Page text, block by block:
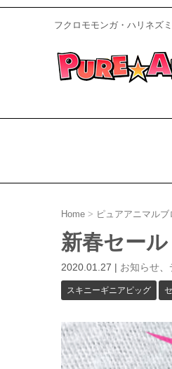
フクロモモンガ・ハリネズ
Home > ピュアアニマルブ
新春セー
2020.01.27 お知らせ、
スキニーギニアピッグ